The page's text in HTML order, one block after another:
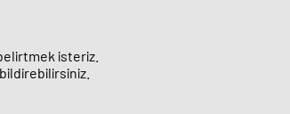
isteriz.